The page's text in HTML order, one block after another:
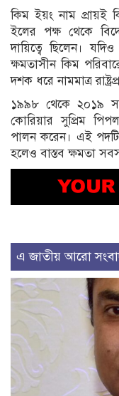
কিম ইয়ং নাম প্রায়ই
ইলের পক্ষ থেকে
দায়িত্বে ছিলেন।
ক্ষমতাসীন কিম
দশক ধরে নামমাত্র
১৯৯৮ থেকে ২০১৯
কোরিয়ার সুপ্রিম
পালন করেন। এই পদটি
হলেও বাস্তব ক্ষমতা
এ জাতীয় আরো